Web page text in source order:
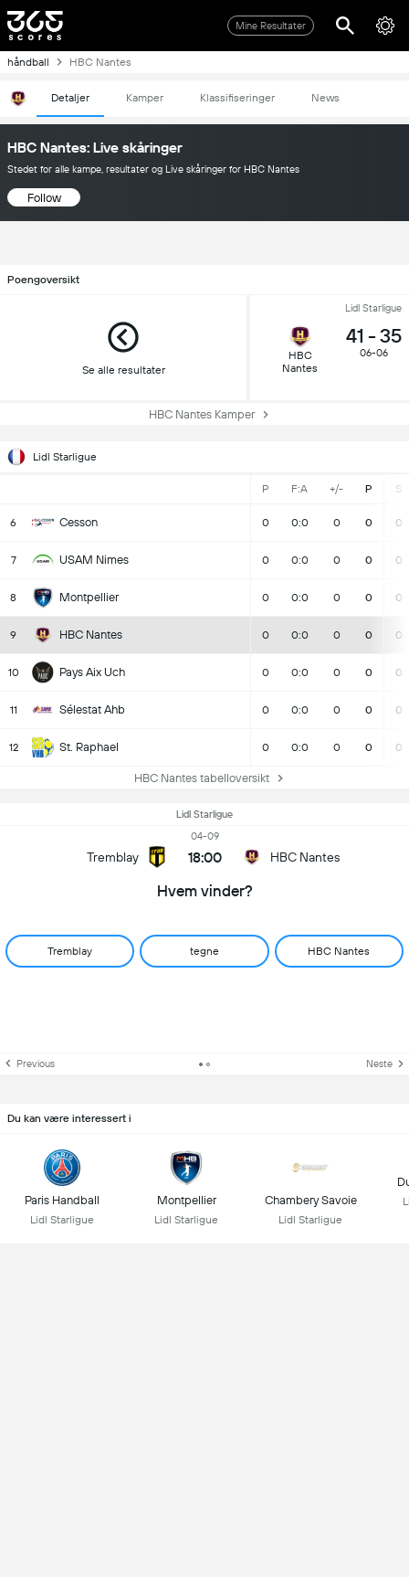
Mine Resultater
håndball HBC Nantes
Detaljer Kamper Klassifiseringer News
HBC Nantes: Live skåringer
Stedet for alle kampe, resultater og Live skåringer for HBC Nantes
Follow
Poengoversikt
Se alle resultater
Lidl Starligue
HBC
Nantes
41 - 35
06-06
HBC Nantes Kamper
Lidl Starligue
P F:A +/- P S
6 Cesson 0 0:0 0 0 0
7 USAM Nimes 0 0:0 0 0 0
8 Montpellier 0 0:0 0 0 0
9 HBC Nantes 0 0:0 0 0 0
10 Pays Aix Uch 0 0:0 0 0 0
11 Sélestat Ahb 0 0:0 0 0 0
12 St. Raphael 0 0:0 0 0 0
HBC Nantes tabelloversikt
Lidl Starligue
Tremblay
04-09
18:00 HBC Nantes
Hvem vinder?
Tremblay tegne HBC Nantes
Previous Neste
Du kan være interessert i
Paris Handball
Lidl Starligue
Montpellier
Lidl Starligue
Chambery Savoie
Lidl Starligue